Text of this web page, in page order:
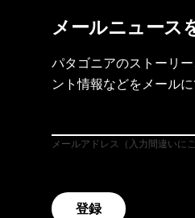
メールニュース
パタゴニアのストーリ
ント情報などをメールに
メールアドレス（入力間違いに
登録